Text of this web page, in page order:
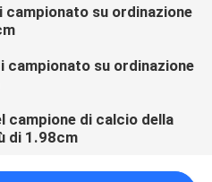
campionato su ordinazione
campionato su ordinazione
campione di calcio della
di 1.98cm